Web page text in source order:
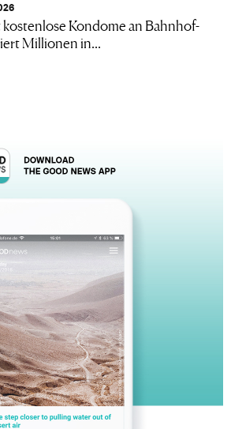
Kondome an Bahnhof-
Millionen in...